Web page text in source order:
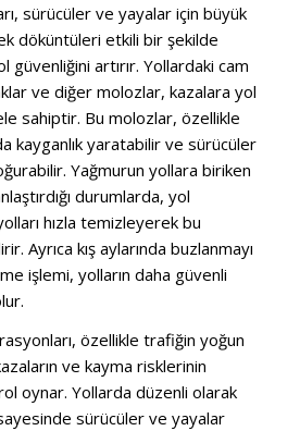
sürücüler ve yayalar için büyük
döküntüleri etkili bir şekilde
güvenliğini artırır. Yollardaki cam
ve diğer molozlar, kazalara yol
sahiptir. Bu molozlar, özellikle
kayganlık yaratabilir ve sürücüler
Yağmurun yollara biriken
durumlarda, yol
hızla temizleyerek bu
Ayrıca kış aylarında buzlanmayı
işlemi, yolların daha güvenli
özellikle trafiğin yoğun
ve kayma risklerinin
oynar. Yollarda düzenli olarak
sürücüler ve yayalar